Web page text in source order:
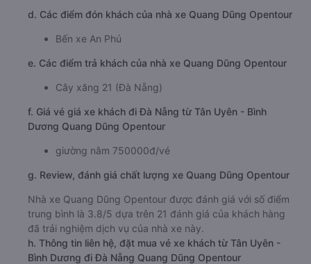
d. Các điểm đón khách của nhà xe Quang Dũng Opentour
Bến xe An Phú
e. Các điểm trả khách của nhà xe Quang Dũng Opentour
Cây xăng 21 (Đà Nẵng)
f. Giá vé giá xe khách đi Đà Nẵng từ Tân Uyên - Bình
Dương Quang Dũng Opentour
giường nằm 750000đ/vé
g. Review, đánh giá chất lượng xe Quang Dũng Opentour
Nhà xe Quang Dũng Opentour được đánh giá với số điểm
trung bình là 3.8/5 dựa trên 21 đánh giá của khách hàng
đã trải nghiệm dịch vụ của nhà xe này.
h. Thông tin liên hệ, đặt mua vé xe khách từ Tân Uyên -
Bình Dương đi Đà Nẵng Quang Dũng Opentour